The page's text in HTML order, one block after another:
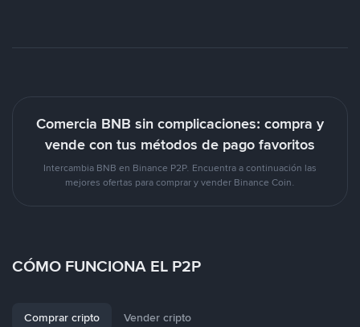
Comercia BNB sin complicaciones: compra y
vende con tus métodos de pago favoritos
Intercambia BNB en Binance P2P. Encuentra a continuación las
mejores ofertas para comprar y vender Binance Coin.
CÓMO FUNCIONA EL P2P
Comprar cripto Vender cripto